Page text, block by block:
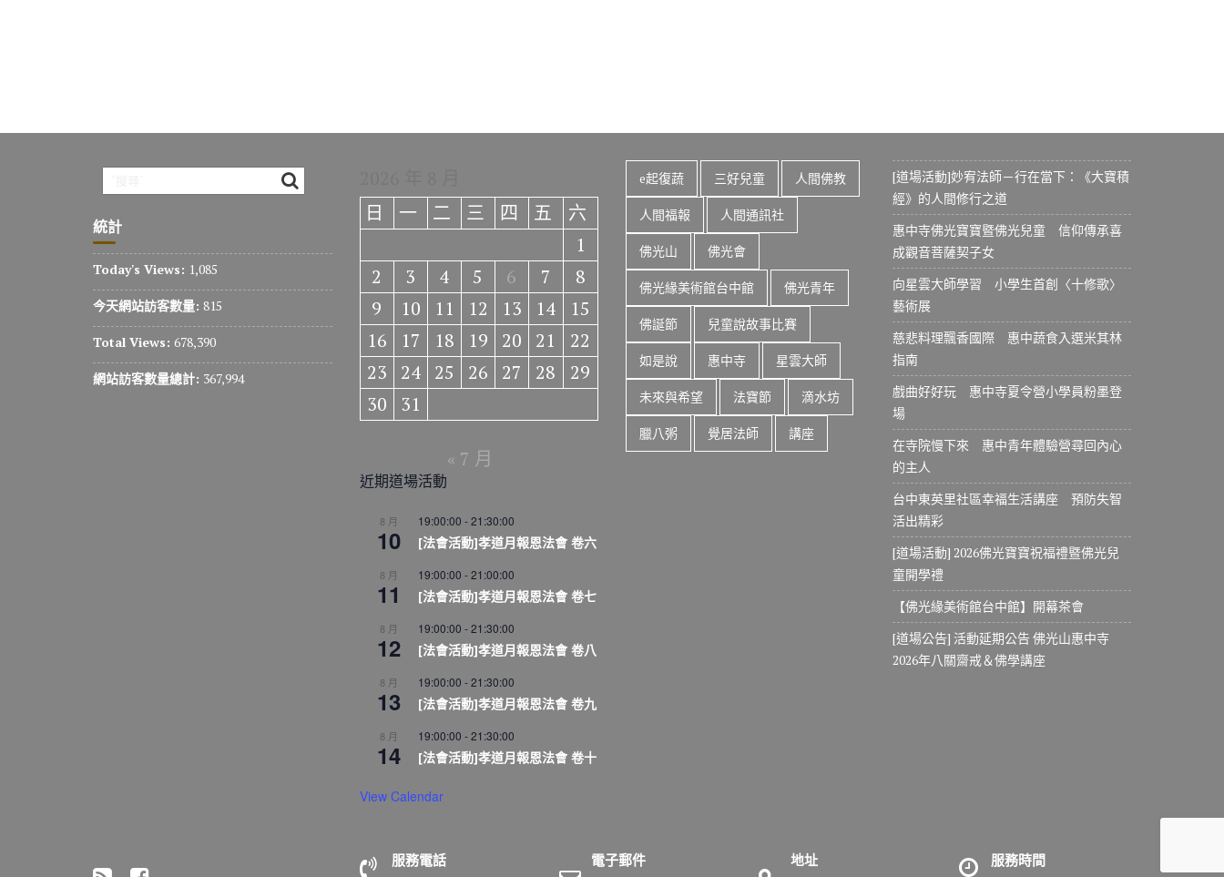
統計
Today's Views: 1,085
今天網站訪客數量: 815
Total Views: 678,390
網站訪客數量總計: 367,994
日
一 二 三 四 五
六
1
2
3 4 5 6 7
8
9
10 11 12 13 14
15
16
17 18 19 20 21
22
23
24 25 26 27 28
29
30
31
« 7 月
近期道場活動
8 月
10
19:00:00 -21:30:00
[法會活動]孝道月報恩法會 卷六
8 月
11
19:00:00 -21:00:00
[法會活動]孝道月報恩法會 卷七
8 月
12
19:00:00 -21:30:00
[法會活動]孝道月報恩法會 卷八
8 月
13
19:00:00 -21:30:00
[法會活動]孝道月報恩法會 卷九
8 月
14
19:00:00 -21:30:00
[法會活動]孝道月報恩法會 卷十
View Calendar
e起復蔬 三好兒童 人間佛教
人間福報 人間通訊社
佛光山 佛光會
佛光緣美術館台中館 佛光青年
佛誕節 兒童說故事比賽
如是說 惠中寺 星雲大師
未來與希望 法寶節 滴水坊
臘八粥 覺居法師 講座
[道場活動]妙宥法師－行在當下：《大寶積
經》的人間修行之道
惠中寺佛光寶寶暨佛光兒童 信仰傳承喜
成觀音菩薩契子女
向星雲大師學習 小學生首創〈十修歌〉
藝術展
慈悲料理飄香國際 惠中蔬食入選米其林
指南
戲曲好好玩 惠中寺夏令營小學員粉墨登
場
在寺院慢下來 惠中青年體驗營尋回內心
的主人
台中東英里社區幸福生活講座 預防失智
活出精彩
[道場活動] 2026佛光寶寶祝福禮暨佛光兒
童開學禮
【佛光緣美術館台中館】開幕茶會
[道場公告] 活動延期公告 佛光山惠中寺
2026年八關齋戒＆佛學講座
服務電話
電子郵件
地址
服務時間